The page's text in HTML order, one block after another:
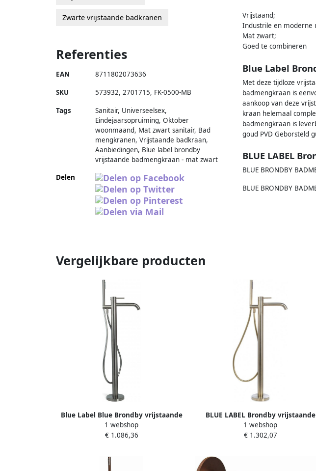
Vrijstaand;
Industrile en moderne
Mat zwart;
Goed te combineren
Blue Label
Met deze tijdloze
badmengkraan is
aankoop van deze
kraan helemaal
badmengkraan is
goud PVD Geborsteld
BLUE LABEL
BLUE BRONDBY
BLUE BRONDBY
Zwarte vrijstaande badkranen
Referenties
EAN 8711802073636
SKU 573932, 2701715, FK-0500-MB
Tags
Sanitair, Universeelsex,
Eindejaarsopruiming, Oktober
woonmaand, Mat zwart sanitair, Bad
mengkranen, Vrijstaande badkraan,
Aanbiedingen, Blue label brondby
vrijstaande badmengkraan - mat zwart
Delen
Vergelijkbare producten
Blue Label Blue Brondby vrijstaande
badmengkraan geborsteld nikkel
1 webshop
€ 1.086,36
BLUE LABEL Brondby vrijstaande
badmengkraan geborsteld goud FK-
0500-BB
1 webshop
€ 1.302,07